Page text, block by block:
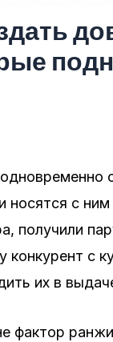
носятся с
получили
конкурент с
их в
фактор